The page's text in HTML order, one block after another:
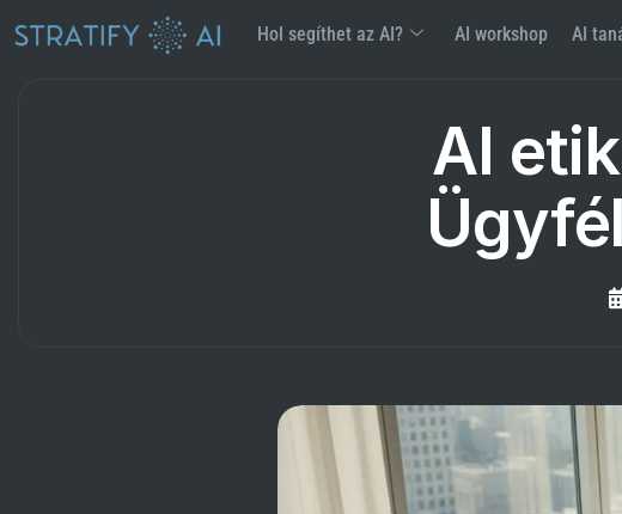
Hol segíthet az AI? AI workshop AI
AI